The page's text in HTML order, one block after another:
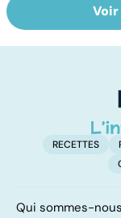
Burn-out :
l'épuisement
RECETTES
Qui sommes-